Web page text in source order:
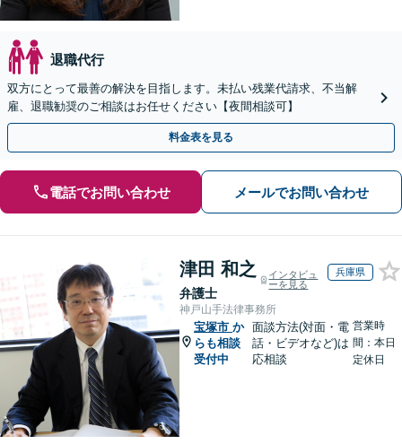
退職代行
双方にとって最善の解決を目指します。未払い残業代請求、不当解
雇、退職勧奨のご相談はお任せください【夜間相談可】
料金表を見る
電話でお問い合わせ メールでお問い合わせ
津田 和之
弁護士
インタビュ
ーを見る
兵庫県
神戸山手法律事務所
宝塚市 か
らも相談
受付中
面談方法(対面・電
話・ビデオなど)は
応相談
営業時
間：本日
定休日